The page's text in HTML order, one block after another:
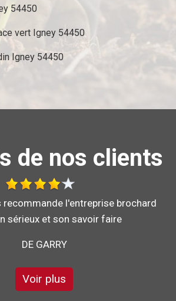
54450
vert Igney 54450
Igney 54450
de nos clients
top, je recommande !!
Voir plus